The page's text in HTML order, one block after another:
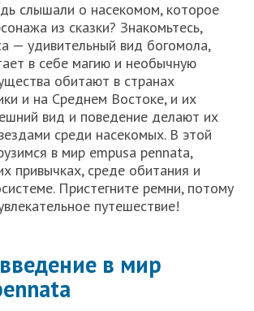
слышали о насекомом, которое
из сказки? Знакомьтесь,
— удивительный вид богомола,
в себе магию и необычную
обитают в странах
и на Среднем Востоке, и их
вид и поведение делают их
среди насекомых. В этой
в мир empusa pennata,
привычках, среде обитания и
Пристегните ремни, потому
путешествие!
в мир